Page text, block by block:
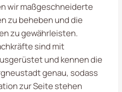
wir maßgeschneiderte
zu beheben und die
zu gewährleisten.
sind mit
und kennen die
genau, sodass
zur Seite stehen